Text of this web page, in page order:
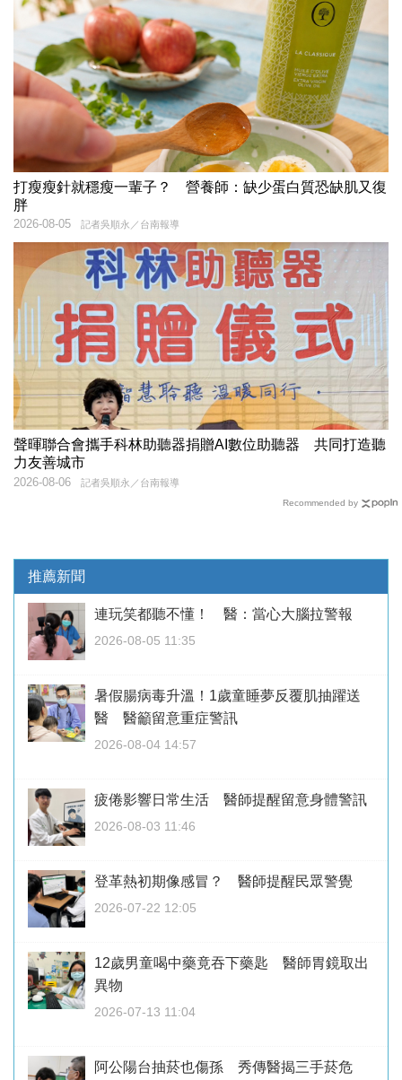
打瘦瘦針就穩瘦一輩子？ 營養師：缺少蛋白質恐缺肌又復
胖
記者吳順永／台南報導
2026-08-05
聲暉聯合會攜手科林助聽器捐贈AI數位助聽器 共同打造聽
力友善城市
記者吳順永／台南報導
2026-08-06
Recommended by
推薦新聞
連玩笑都聽不懂！ 醫：當心大腦拉警報
2026-08-05 11:35
暑假腸病毒升溫！1歲童睡夢反覆肌抽躍送
醫 醫籲留意重症警訊
2026-08-04 14:57
疲倦影響日常生活 醫師提醒留意身體警訊
2026-08-03 11:46
登革熱初期像感冒？ 醫師提醒民眾警覺
2026-07-22 12:05
12歲男童喝中藥竟吞下藥匙 醫師胃鏡取出
異物
2026-07-13 11:04
阿公陽台抽菸也傷孫 秀傳醫揭三手菸危